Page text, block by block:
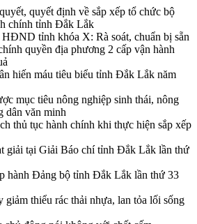
quyết định về sắp xếp tổ chức bộ
chính tỉnh Đắk Lắk
tỉnh khóa X: Rà soát, chuẩn bị sẵn
quyền địa phương 2 cấp vận hành
hiến máu tiêu biểu tỉnh Đắk Lắk năm
mục tiêu nông nghiệp sinh thái, nông
dân văn minh
thủ tục hành chính khi thực hiện sắp xếp
giải tại Giải Báo chí tỉnh Đắk Lắk lần thứ
hành Đảng bộ tỉnh Đắk Lắk lần thứ 33
thiểu rác thải nhựa, lan tỏa lối sống